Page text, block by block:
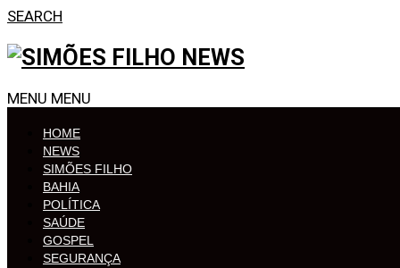
SEARCH
MENU MENU
HOME
NEWS
SIMÕES FILHO
BAHIA
POLÍTICA
SAÚDE
GOSPEL
SEGURANÇA